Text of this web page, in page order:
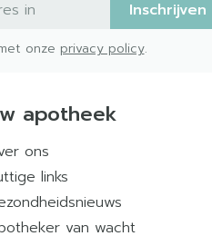
Inschrijven
onze privacy policy.
apotheek
ons
links
van wacht